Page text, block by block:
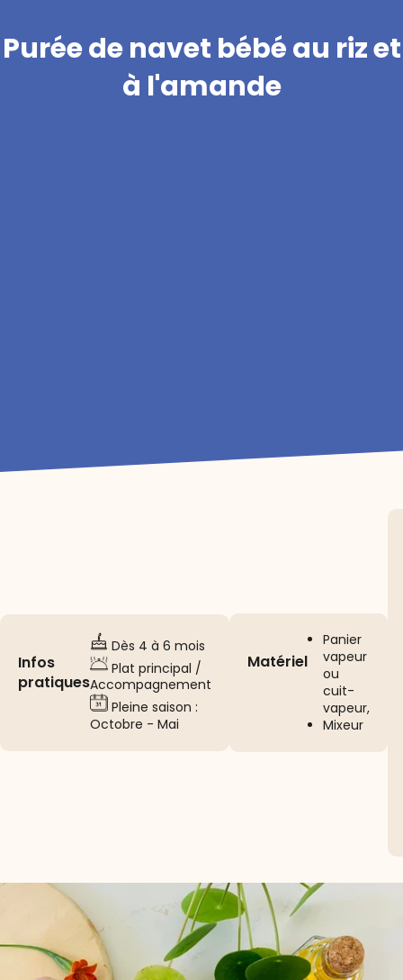
Purée de navet bébé au riz et
à l'amande
Infos
pratiques
Dès 4 à 6 mois
Plat principal /
Accompagnement
Pleine saison :
Octobre - Mai
Matériel
Panier
vapeur
ou
cuit-
vapeur,
Mixeur